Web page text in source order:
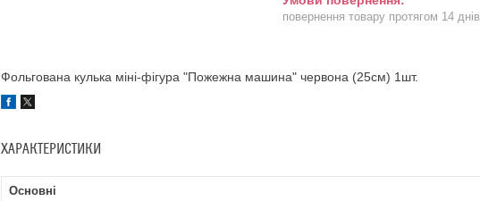
повернення товару протягом 14 днів
Фольгована кулька міні-фігура "Пожежна машина" червона (25см) 1шт.
ХАРАКТЕРИСТИКИ
Основні